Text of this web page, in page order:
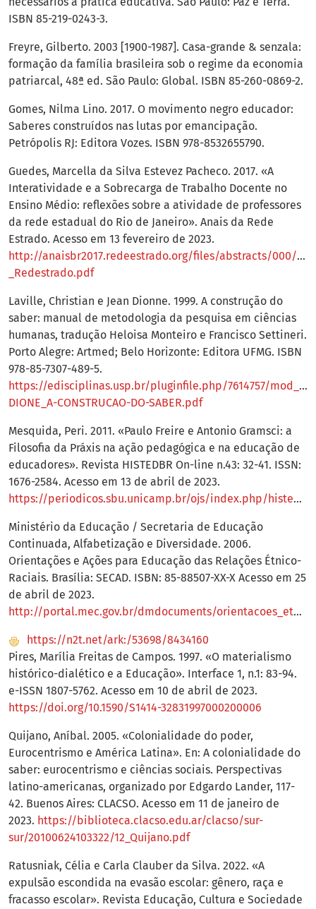
ISBN 85-219-0243-3.
Freyre, Gilberto. 2003 [1900-1987]. Casa-grande & senzala:
formação da família brasileira sob o regime da economia
patriarcal, 48ª ed. São Paulo: Global. ISBN 85-260-0869-2.
Gomes, Nilma Lino. 2017. O movimento negro educador:
Saberes construídos nas lutas por emancipação.
Petrópolis RJ: Editora Vozes. ISBN 978-8532655790.
Guedes, Marcella da Silva Estevez Pacheco. 2017. «A
Interatividade e a Sobrecarga de Trabalho Docente no
Ensino Médio: reflexões sobre a atividade de professores
da rede estadual do Rio de Janeiro». Anais da Rede
Estrado. Acesso em 13 fevereiro de 2023.
http://anaisbr2017.redeestrado.org/files/abstracts/000/
_Redestrado.pdf
Laville, Christian e Jean Dionne. 1999. A construção do
saber: manual de metodologia da pesquisa em ciências
humanas, tradução Heloisa Monteiro e Francisco Settineri.
Porto Alegre: Artmed; Belo Horizonte: Editora UFMG. ISBN
978-85-7307-489-5.
https://edisciplinas.usp.br/pluginfile.php/7614757/
DIONE_A-CONSTRUCAO-DO-SABER.pdf
Mesquida, Peri. 2011. «Paulo Freire e Antonio Gramsci: a
Filosofia da Práxis na ação pedagógica e na educação de
educadores». Revista HISTEDBR On-line n.43: 32-41. ISSN:
1676-2584. Acesso em 13 de abril de 2023.
https://periodicos.sbu.unicamp.br/ojs/index.php/histedbr/article/view/8639926
Ministério da Educação / Secretaria de Educação
Continuada, Alfabetização e Diversidade. 2006.
Orientações e Ações para Educação das Relações Étnico-
Raciais. Brasília: SECAD. ISBN: 85-88507-XX-X Acesso em 25
de abril de 2023.
http://portal.mec.gov.br/dmdocuments/orientacoes_etnicoraciais.pdf
https://n2t.net/ark:/53698/8434160
Pires, Marília Freitas de Campos. 1997. «O materialismo
histórico-dialético e a Educação». Interface 1, n.1: 83-94.
e-ISSN 1807-5762. Acesso em 10 de abril de 2023.
https://doi.org/10.1590/S1414-32831997000200006
Quijano, Aníbal. 2005. «Colonialidade do poder,
Eurocentrismo e América Latina». En: A colonialidade do
saber: eurocentrismo e ciências sociais. Perspectivas
latino-americanas, organizado por Edgardo Lander, 117-
42. Buenos Aires: CLACSO. Acesso em 11 de janeiro de
2023. https://biblioteca.clacso.edu.ar/clacso/sur-
sur/20100624103322/12_Quijano.pdf
Ratusniak, Célia e Carla Clauber da Silva. 2022. «A
expulsão escondida na evasão escolar: gênero, raça e
fracasso escolar». Revista Educação, Cultura e Sociedade